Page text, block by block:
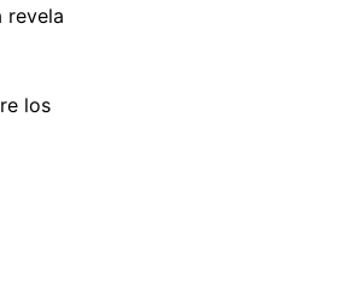
revela
los